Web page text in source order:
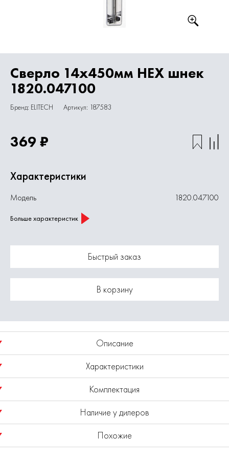
Сверло 14х450мм HEX шнек
1820.047100
Бренд: ELITECH Артикул: 187583
369 ₽
Характеристики
Модель 1820.047100
Больше характеристик
Быстрый заказ
В корзину
Описание
Сверло по дереву шнековое с центрирующим острием.
Хвостовик шестигранный.
Характеристики
Модель 1820.047100
Комплектация
Наличие у дилеров
Показано наличие в регионе
Похожие